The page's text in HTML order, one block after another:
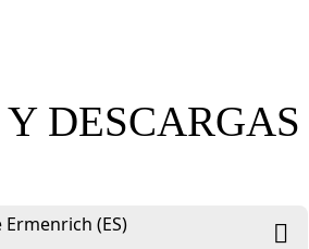
DESCARGAS
(ES)